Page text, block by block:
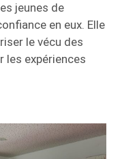
jeunes de
en eux. Elle
le vécu des
les expériences